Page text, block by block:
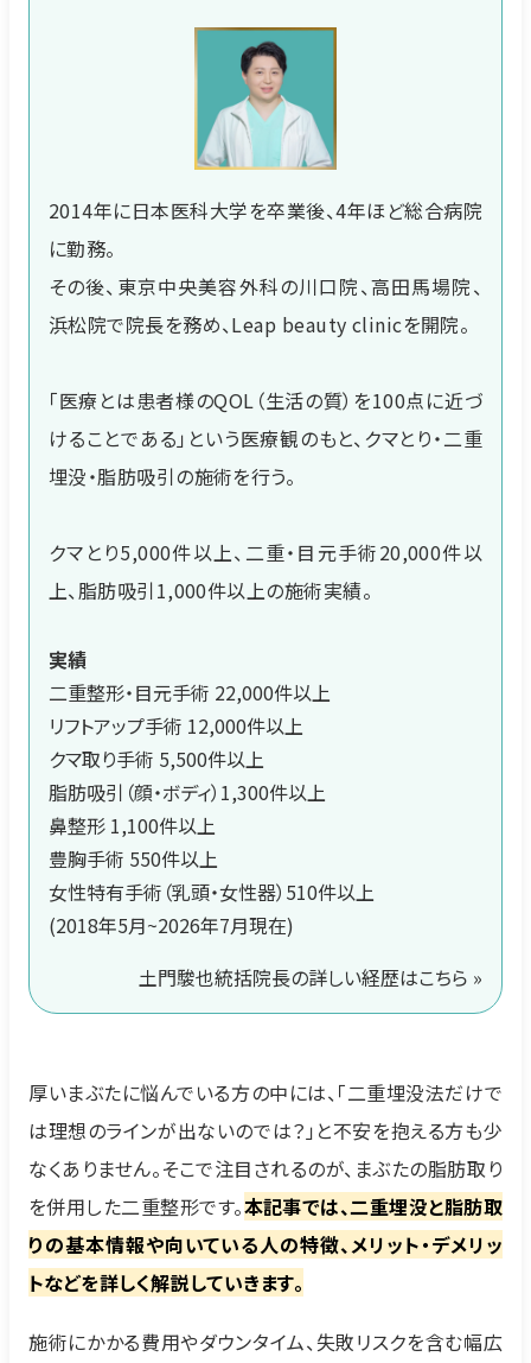
2014年に日本医科大学を卒業後、4年ほど総合病院
に勤務。
その後、東京中央美容外科の川口院、高田馬場院、
浜松院で院長を務め、Leap beauty clinicを開院。
「医療とは患者様のQOL（生活の質）を100点に近づ
けることである」という医療観のもと、クマとり・二重
埋没・脂肪吸引の施術を行う。
クマとり5,000件以上、二重・目元手術20,000件以
上、脂肪吸引1,000件以上の施術実績。
実績
二重整形・目元手術 22,000件以上
リフトアップ手術 12,000件以上
クマ取り手術 5,500件以上
脂肪吸引（顔・ボディ）1,300件以上
鼻整形 1,100件以上
豊胸手術 550件以上
女性特有手術（乳頭・女性器）510件以上
(2018年5月~2026年7月現在)
土門駿也統括院長の詳しい経歴はこちら »
厚いまぶたに悩んでいる方の中には、「二重埋没法だけで
は理想のラインが出ないのでは？」と不安を抱える方も少
なくありません。そこで注目されるのが、まぶたの脂肪取り
を併用した二重整形です。本記事では、二重埋没と脂肪取
りの基本情報や向いている人の特徴、メリット・デメリッ
トなどを詳しく解説していきます。
施術にかかる費用やダウンタイム、失敗リスクを含む幅広